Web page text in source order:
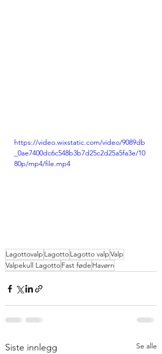
https://video.wixstatic.com/video/9089db
_0ae7400dc6c548b3b7d25c2d25a5fa3e/10
80p/mp4/file.mp4
Lagottovalp LagottoLagotto valpValp
Valpekull LagottoFast føde Havørn
Siste innlegg Se alle